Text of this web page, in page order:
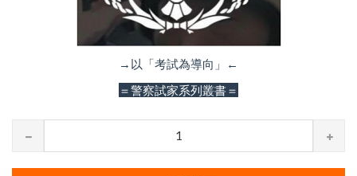
→以「考試為導向」←
＝警察試家系列叢書＝